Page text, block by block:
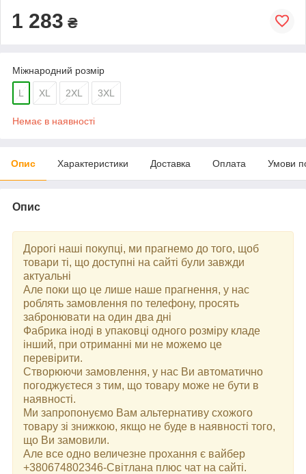
1 283 ₴
Міжнародний розмір
L XL 2XL 3XL
Немає в наявності
Опис Характеристики Доставка Оплата Умови
Опис
Дорогі наші покупці, ми прагнемо до того, щоб
товари ті, що доступні на сайті були завжди
актуальні
Але поки що це лише наше прагнення, у нас
роблять замовлення по телефону, просять
забронювати на один два дні
Фабрика іноді в упаковці одного розміру кладе
інший, при отриманні ми не можемо це
перевірити.
Створюючи замовлення, у нас Ви автоматично
погоджуєтеся з тим, що товару може не бути в
наявності.
Ми запропонуємо Вам альтернативу схожого
товару зі знижкою, якщо не буде в наявності того,
що Ви замовили.
Але все одно величезне прохання є вайбер
+380674802346-Світлана плюс чат на сайті.